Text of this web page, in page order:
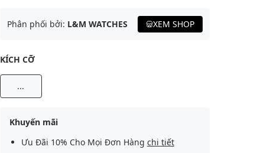
Phân phối bởi: L&M WATCHES XEM SHOP
KÍCH CỠ
...
Khuyến mãi
Ưu Đãi 10% Cho Mọi Đơn Hàng chi tiết